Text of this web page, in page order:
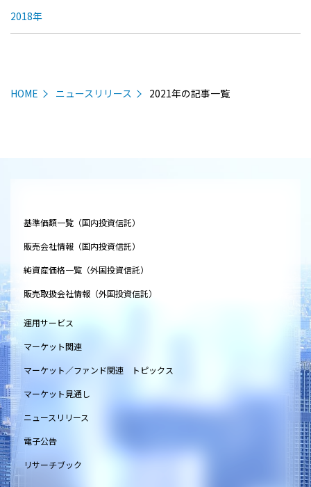
2018年
HOME ニュースリリース 2021年の記事一覧
基準価額一覧（国内投資信託）
販売会社情報（国内投資信託）
純資産価格一覧（外国投資信託）
販売取扱会社情報（外国投資信託）
運用サービス
マーケット関連
マーケット／ファンド関連 トピックス
マーケット見通し
ニュースリリース
電子公告
リサーチブック